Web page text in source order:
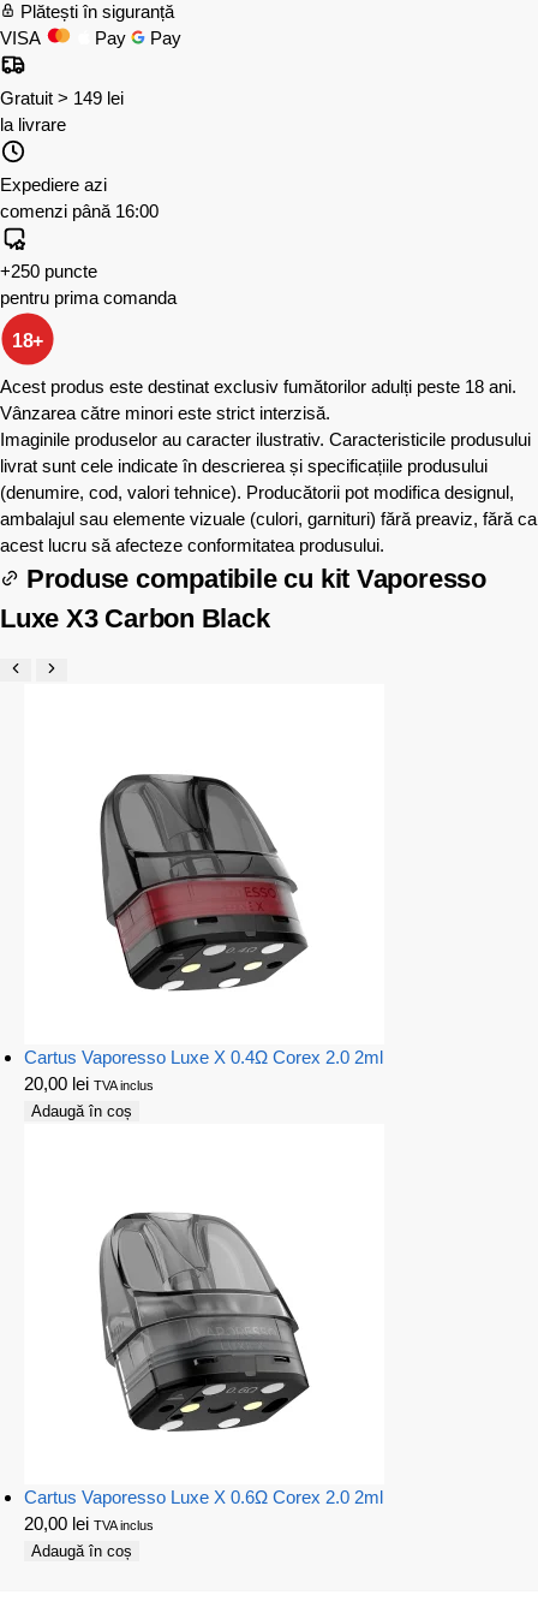
Plătești în siguranță
VISA
Pay Pay
Gratuit > 149 lei
la livrare
Expediere azi
comenzi până 16:00
+250 puncte
pentru prima comanda
18+
Acest produs este destinat exclusiv fumătorilor adulți peste 18 ani.
Vânzarea către minori este strict interzisă.
Imaginile produselor au caracter ilustrativ. Caracteristicile produsului
livrat sunt cele indicate în descrierea și specificațiile produsului
(denumire, cod, valori tehnice). Producătorii pot modifica designul,
ambalajul sau elemente vizuale (culori, garnituri) fără preaviz, fără ca
acest lucru să afecteze conformitatea produsului.
Produse compatibile cu kit Vaporesso
Luxe X3 Carbon Black
Cartus Vaporesso Luxe X 0.4Ω Corex 2.0 2ml
20,00 lei TVA inclus
Adaugă în coș
Cartus Vaporesso Luxe X 0.6Ω Corex 2.0 2ml
20,00 lei TVA inclus
Adaugă în coș